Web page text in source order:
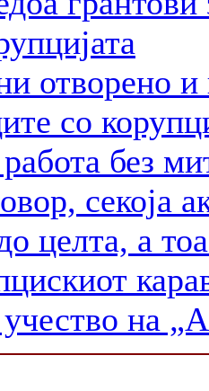
отворенo и
со
без
секоја
целта, а
на